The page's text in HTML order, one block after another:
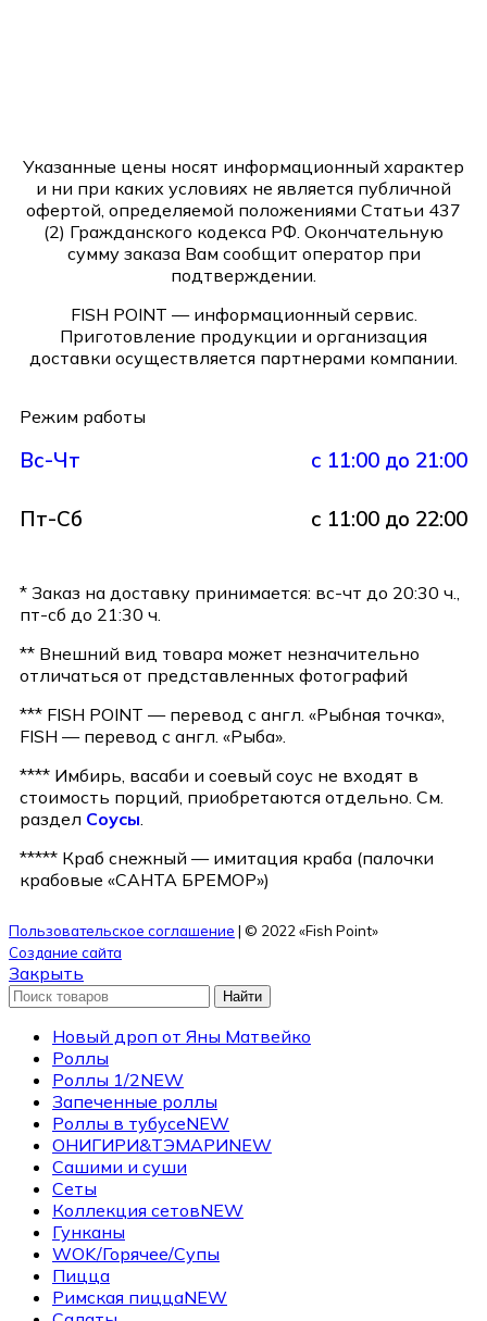
Указанные цены носят информационный характер
и ни при каких условиях не является публичной
офертой, определяемой положениями Статьи 437
(2) Гражданского кодекса РФ. Окончательную
сумму заказа Вам сообщит оператор при
подтверждении.
FISH POINT — информационный сервис.
Приготовление продукции и организация
доставки осуществляется партнерами компании.
Режим работы
Вс-Чт с 11:00 до 21:00
Пт-Сб с 11:00 до 22:00
* Заказ на доставку принимается: вс-чт до 20:30 ч.,
пт-сб до 21:30 ч.
** Внешний вид товара может незначительно
отличаться от представленных фотографий
*** FISH POINT — перевод с англ. «Рыбная точка»,
FISH — перевод с англ. «Рыба».
**** Имбирь, васаби и соевый соус не входят в
стоимость порций, приобретаются отдельно. См.
раздел Соусы
***** Краб снежный — имитация краба (палочки
крабовые «САНТА БРЕМОР»)
Пользовательское соглашение | © 2022 «Fish Point»
Создание сайта
Закрыть
Найти
Новый дроп от Яны Матвейко
Роллы
Роллы 1/2NEW
Запеченные роллы
Роллы в тубусеNEW
ОНИГИРИ&ТЭМАРИNEW
Сашими и суши
Сеты
Коллекция сетовNEW
Гунканы
WOK/Горячее/Супы
Пицца
Римская пиццаNEW